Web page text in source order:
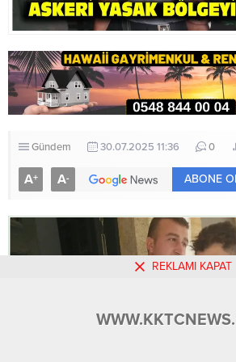
Gündem 30.07.2025 11:36 0
A+ A- ABONE
REKLAMI KAPAT